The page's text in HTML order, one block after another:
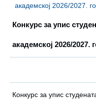
академској 2026/2027.
Конкурс за упис
академској 2026/2027.
Конкурс за упис